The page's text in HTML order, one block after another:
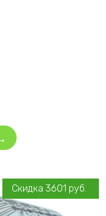
Скидка 3601 руб.